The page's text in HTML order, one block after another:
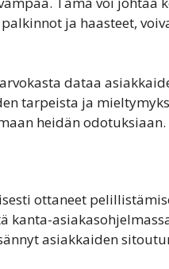
ja haasteet,
dataa
tarpeista ja
heidän odotuksiaan.
ottaneet
asiakkaiden